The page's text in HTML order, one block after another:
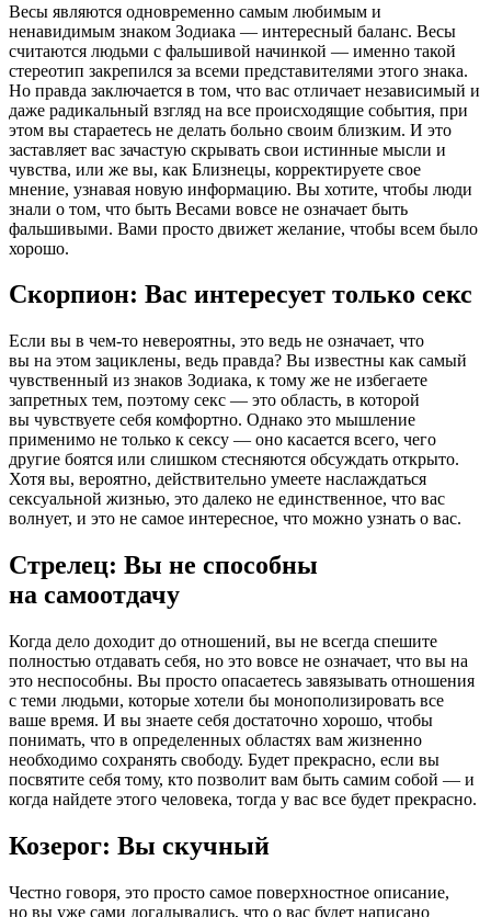
Весы являются одновременно самым любимым и
ненавидимым знаком Зодиака — интересный баланс. Весы
считаются людьми с фальшивой начинкой — именно такой
стереотип закрепился за всеми представителями этого знака.
Но правда заключается в том, что вас отличает независимый и
даже радикальный взгляд на все происходящие события, при
этом вы стараетесь не делать больно своим близким. И это
заставляет вас зачастую скрывать свои истинные мысли и
чувства, или же вы, как Близнецы, корректируете свое
мнение, узнавая новую информацию. Вы хотите, чтобы люди
знали о том, что быть Весами вовсе не означает быть
фальшивыми. Вами просто движет желание, чтобы всем было
хорошо.
Скорпион: Вас интересует только секс
Если вы в чем-то невероятны, это ведь не означает, что
вы на этом зациклены, ведь правда? Вы известны как самый
чувственный из знаков Зодиака, к тому же не избегаете
запретных тем, поэтому секс — это область, в которой
вы чувствуете себя комфортно. Однако это мышление
применимо не только к сексу — оно касается всего, чего
другие боятся или слишком стесняются обсуждать открыто.
Хотя вы, вероятно, действительно умеете наслаждаться
сексуальной жизнью, это далеко не единственное, что вас
волнует, и это не самое интересное, что можно узнать о вас.
Стрелец: Вы не способны
на самоотдачу
Когда дело доходит до отношений, вы не всегда спешите
полностью отдавать себя, но это вовсе не означает, что вы на
это неспособны. Вы просто опасаетесь завязывать отношения
с теми людьми, которые хотели бы монополизировать все
ваше время. И вы знаете себя достаточно хорошо, чтобы
понимать, что в определенных областях вам жизненно
необходимо сохранять свободу. Будет прекрасно, если вы
посвятите себя тому, кто позволит вам быть самим собой — и
когда найдете этого человека, тогда у вас все будет прекрасно.
Козерог: Вы скучный
Честно говоря, это просто самое поверхностное описание,
но вы уже сами догадывались, что о вас будет написано